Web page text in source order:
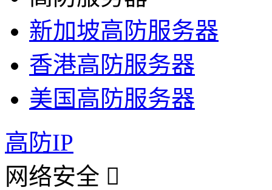
新加坡高防服务器
香港高防服务器
美国高防服务器
高防IP
网络安全